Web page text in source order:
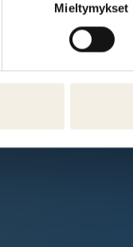
Mieltymykset